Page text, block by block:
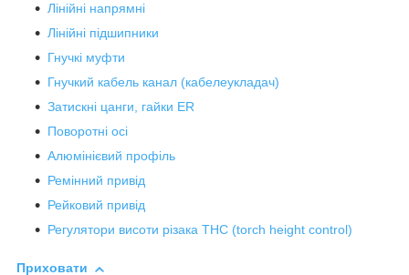
Лінійні напрямні
Лінійні підшипники
Гнучкі муфти
Гнучкий кабель канал (кабелеукладач)
Затискні цанги, гайки ER
Поворотні осі
Алюмінієвий профіль
Ремінний привід
Рейковий привід
Регулятори висоти різака THC (torch height control)
Приховати